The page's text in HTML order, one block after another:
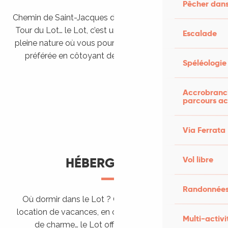
Pêcher
Escalade
Spéléologie
parcours
Via Ferrata
Vol libre
Multi-
Chemin de Saint-Jacques de Compostelle, Véloroutes,
Tour du Lot… le Lot, c’est une véritable destination de
pleine nature où vous pourrez pratiquer votre activité
préférée en côtoyant des paysages grandioses.
HÉBERGEMENTS
Où dormir dans le Lot ? Chez l’habitant, dans une
location de vacances, en camping, ou dans un hôtel
de charme… le Lot offre des hébergements